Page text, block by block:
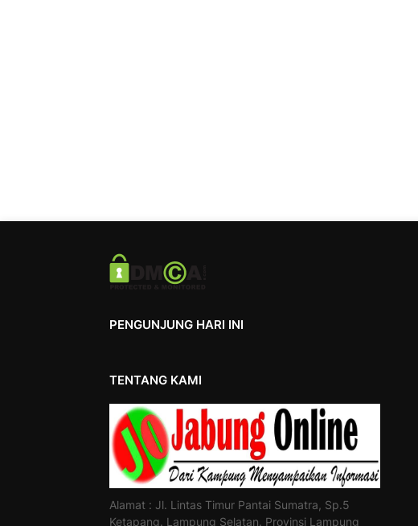
PENGUNJUNG HARI INI
TENTANG KAMI
Alamat : Jl. Lintas Timur Pantai Sumatra, Sp.5
Ketapang. Lampung Selatan. Provinsi Lampung